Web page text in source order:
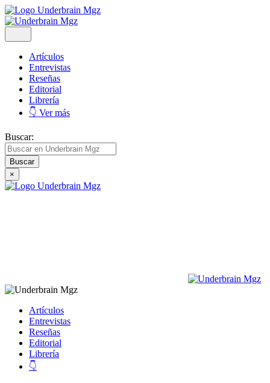
Artículos
Entrevistas
Reseñas
Editorial
Librería
👇 Ver más
Buscar:
×
Artículos
Entrevistas
Reseñas
Editorial
Librería
👇